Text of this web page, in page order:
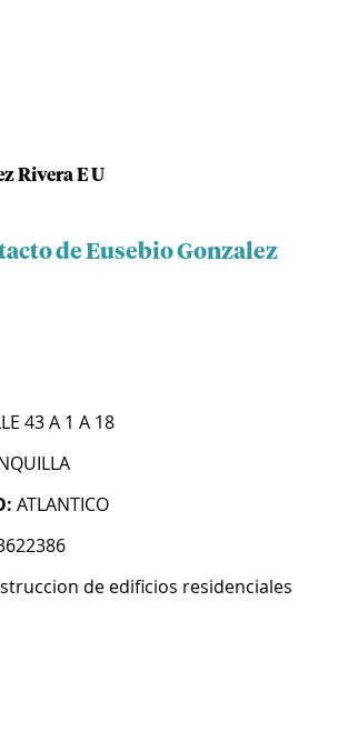
Rivera E U
de Eusebio Gonzalez
43 A 1 A 18
ATLANTICO
de edificios residenciales